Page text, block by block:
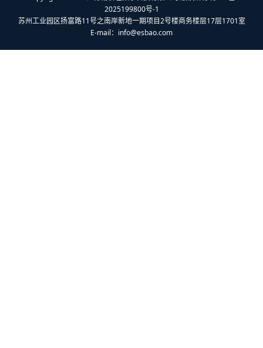
2025199800号-1
苏州工业园区扬富路11号之南岸新地一期项目2号楼商务楼层17层1701室
E-mail： info@esbao.com